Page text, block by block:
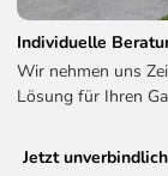
Individuelle
Wir nehmen uns
Lösung für Ihren
Jetzt